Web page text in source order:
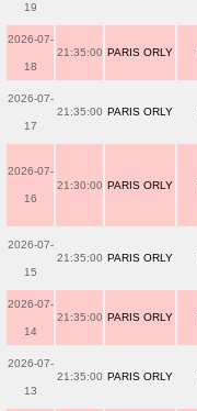
19
2026-07-
18
21:35:00 PARIS ORLY
2026-07-
17
21:35:00 PARIS ORLY
2026-07-
16
21:30:00 PARIS ORLY
2026-07-
15
21:35:00 PARIS ORLY
2026-07-
14
21:35:00 PARIS ORLY
2026-07-
13
21:35:00 PARIS ORLY